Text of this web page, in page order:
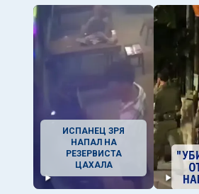
ИСПАНЕЦ ЗРЯ
НАПАЛ НА
РЕЗЕРВИСТА
ЦАХАЛА